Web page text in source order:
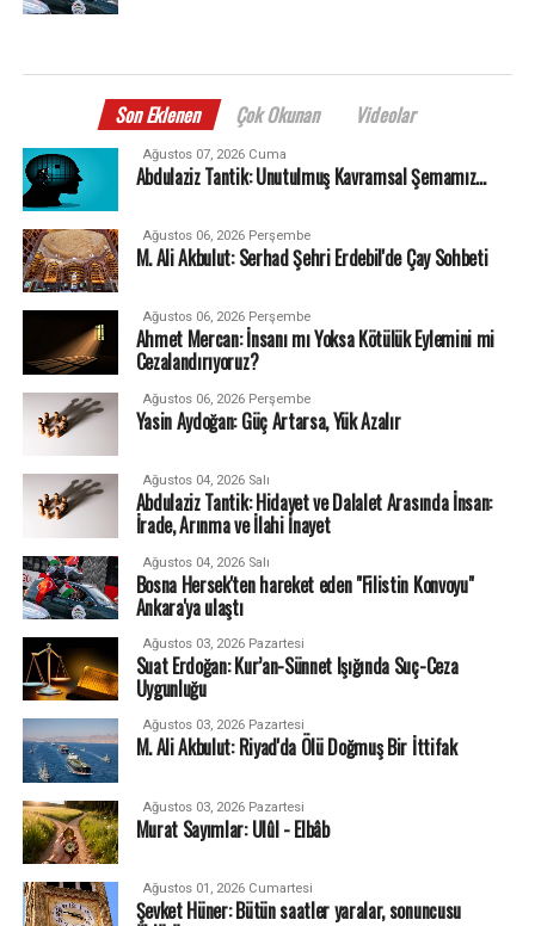
Son Eklenen Çok Okunan Videolar
Ağustos 07, 2026 Cuma
Abdulaziz Tantik: Unutulmuş Kavramsal Şemamız…
Ağustos 06, 2026 Perşembe
M. Ali Akbulut: Serhad Şehri Erdebil'de Çay Sohbeti
Ağustos 06, 2026 Perşembe
Ahmet Mercan: İnsanı mı Yoksa Kötülük Eylemini mi
Cezalandırıyoruz?
Ağustos 06, 2026 Perşembe
Yasin Aydoğan: Güç Artarsa, Yük Azalır
Ağustos 04, 2026 Salı
Abdulaziz Tantik: Hidayet ve Dalalet Arasında İnsan:
İrade, Arınma ve İlahi İnayet
Ağustos 04, 2026 Salı
Bosna Hersek'ten hareket eden "Filistin Konvoyu"
Ankara'ya ulaştı
Ağustos 03, 2026 Pazartesi
Suat Erdoğan: Kur’an-Sünnet Işığında Suç-Ceza
Uygunluğu
Ağustos 03, 2026 Pazartesi
M. Ali Akbulut: Riyad'da Ölü Doğmuş Bir İttifak
Ağustos 03, 2026 Pazartesi
Murat Sayımlar: Ulûl - Elbâb
Ağustos 01, 2026 Cumartesi
Şevket Hüner: Bütün saatler yaralar, sonuncusu